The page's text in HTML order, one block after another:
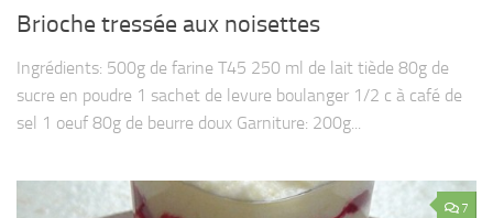
Brioche tressée aux noisettes
Ingrédients: 500g de farine T45 250 ml de lait tiède 80g de
sucre en poudre 1 sachet de levure boulanger 1/2 c à café de
sel 1 oeuf 80g de beurre doux Garniture: 200g...
7